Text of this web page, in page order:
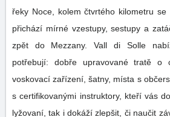
řeky Noce, kolem čtvrtého kilometru
přichází mírné vzestupy, sestupy a
zpět do Mezzany. Vall di Solle nabízí běžkařům vše, co
potřebují: dobře upravované tratě o
voskovací zařízení, šatny, místa s
s certifikovanými instruktory, kteří vás
lyžovaní, tak i dokáží zlepšit, či naučit